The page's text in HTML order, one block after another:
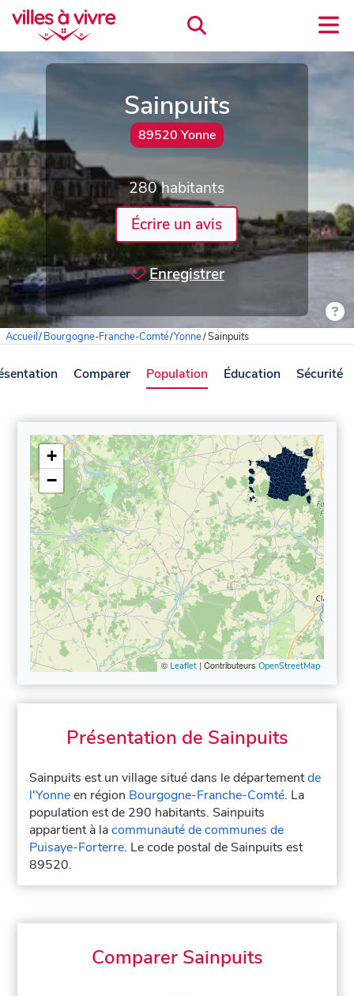
Sainpuits
89520 Yonne
280 habitants
Écrire un avis
Enregistrer
Accueil/Bourgogne-Franche-Comté/Yonne/Sainpuits
Comparer Population Éducation Sécurité
+
−
© Leaflet| Contributeurs OpenStreetMap
Présentation de Sainpuits
Sainpuits est un village situé dans le départementde
l'Yonneen région Bourgogne-Franche-Comté. La
population est de 290 habitants. Sainpuits
appartient à lacommunauté de communes de
Puisaye-Forterre. Le code postal de Sainpuits est
89520.
Comparer Sainpuits